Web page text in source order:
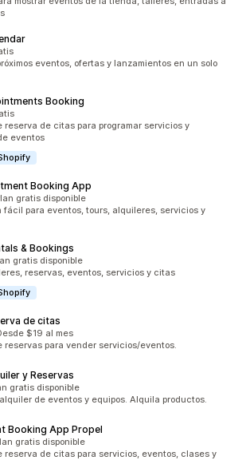
total
eventos, ofertas y lanzamientos en un solo
Booking
total
reserva de citas para programar servicios y
eventos
Booking App
total
gratis disponible
fácil para eventos, tours, alquileres, servicios y
& Bookings
total
gratis disponible
reservas, eventos, servicios y citas
de citas
total$19 al mes
reservas para vender servicios/eventos.
y Reservas
total
gratis disponible
de eventos y equipos. Alquila productos.
Booking App Propel
total
gratis disponible
reserva de citas para servicios, eventos, clases y